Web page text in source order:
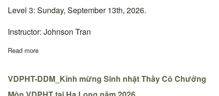
Level 3: Sunday, September 13th, 2026.
Instructor: Johnson Tran
Read more
VDPHT-DDM_Kính mừng Sinh nhật Thầy Cô Chưởng